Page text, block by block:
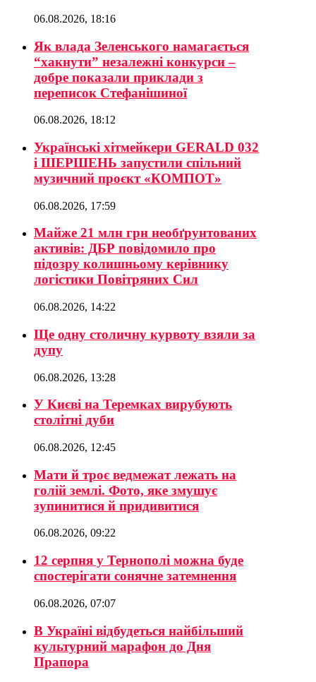
06.08.2026, 18:16
Як влада Зеленського намагається
“хакнути” незалежні конкурси –
добре показали приклади з
переписок Стефанішиної
06.08.2026, 18:12
Українські хітмейкери GERALD 032
і ШЕРШЕНЬ запустили спільний
музичний проєкт «КОМПОТ»
06.08.2026, 17:59
Майже 21 млн грн необґрунтованих
активів: ДБР повідомило про
підозру колишньому керівнику
логістики Повітряних Сил
06.08.2026, 14:22
Ще одну столичну курвоту взяли за
дупу
06.08.2026, 13:28
У Києві на Теремках вирубують
столітні дуби
06.08.2026, 12:45
Мати й троє ведмежат лежать на
голій землі. Фото, яке змушує
зупинитися й придивитися
06.08.2026, 09:22
12 серпня у Тернополі можна буде
спостерігати сонячне затемнення
06.08.2026, 07:07
В Україні відбудеться найбільший
культурний марафон до Дня
Прапора